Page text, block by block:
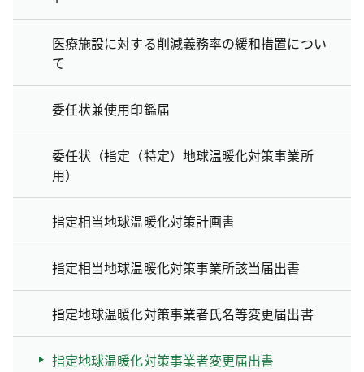
医療施設に対する削減義務率の緩和措置につい
て
委任状兼使用印鑑届
委任状（指定（特定）地球温暖化対策事業所
用）
指定相当地球温暖化対策計画書
指定相当地球温暖化対策事業所該当届出書
指定地球温暖化対策事業者氏名等変更届出書
指定地球温暖化対策事業者変更届出書